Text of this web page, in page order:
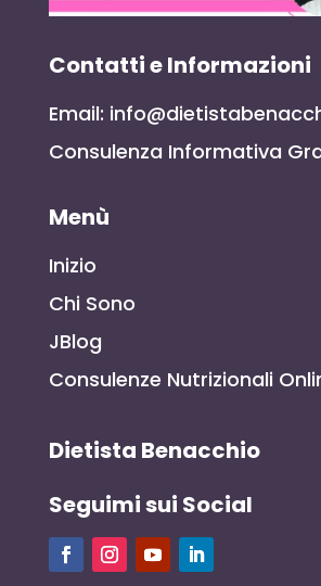
Contatti e Informazioni
Email:
Consulenza Informativa
Menù
Inizio
Chi Sono
JBlog
Consulenze Nutrizionali
Dietista Benacchio
Seguimi sui Social